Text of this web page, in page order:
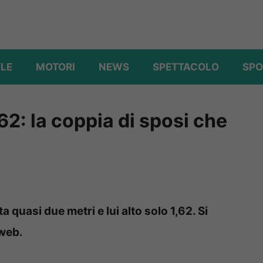
MOTORI NEWS SPETTACOLO
la coppia di sposi che
quasi due metri e lui alto solo 1,62. Si